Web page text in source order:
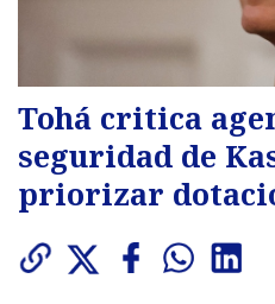
Tohá critica
seguridad de
priorizar